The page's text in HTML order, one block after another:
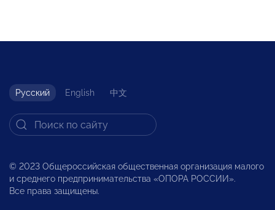
Русский English 中文
© 2023 Общероссийская общественная организация малого
и среднего предпринимательства «ОПОРА РОССИИ».
Все права защищены.